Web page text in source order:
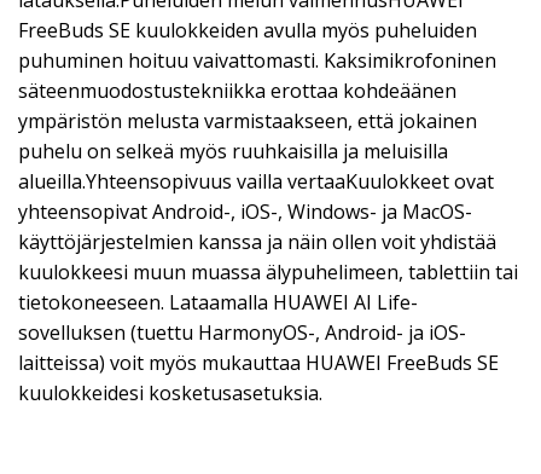
FreeBuds SE kuulokkeiden avulla myös puheluiden
puhuminen hoituu vaivattomasti. Kaksimikrofoninen
säteenmuodostustekniikka erottaa kohdeäänen
ympäristön melusta varmistaakseen, että jokainen
puhelu on selkeä myös ruuhkaisilla ja meluisilla
alueilla.Yhteensopivuus vailla vertaaKuulokkeet ovat
yhteensopivat Android-, iOS-, Windows- ja MacOS-
käyttöjärjestelmien kanssa ja näin ollen voit yhdistää
kuulokkeesi muun muassa älypuhelimeen, tablettiin tai
tietokoneeseen. Lataamalla HUAWEI AI Life-
sovelluksen (tuettu HarmonyOS-, Android- ja iOS-
laitteissa) voit myös mukauttaa HUAWEI FreeBuds SE
kuulokkeidesi kosketusasetuksia.